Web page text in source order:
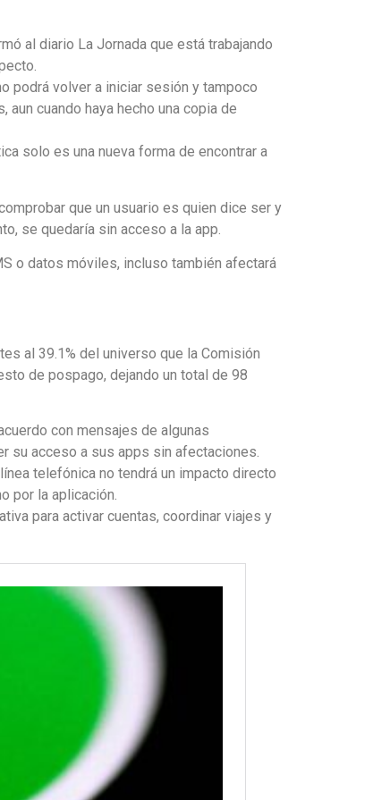
al diario La Jornada que está trabajando
podrá volver a iniciar sesión y tampoco
cuando haya hecho una copia de
solo es una nueva forma de encontrar a
que un usuario es quien dice ser y
se quedaría sin acceso a la app.
o datos móviles, incluso también afectará
al 39.1% del universo que la Comisión
de pospago, dejando un total de 98
con mensajes de algunas
su acceso a sus apps sin afectaciones.
telefónica no tendrá un impacto directo
por la aplicación.
para activar cuentas, coordinar viajes y